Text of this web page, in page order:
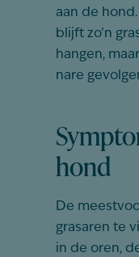
aan de
blijft zo’n
hangen,
nare
hond
De
grasaren te
in de oren,